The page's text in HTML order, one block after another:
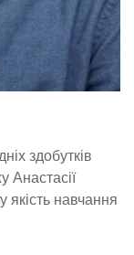
здобутків
Анастасії
якість навчання